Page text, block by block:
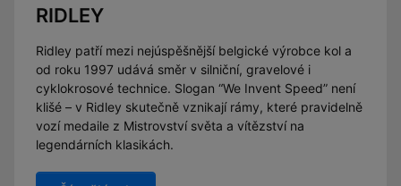
RIDLEY
Ridley patří mezi nejúspěšnější belgické výrobce kol a
od roku 1997 udává směr v silniční, gravelové i
cyklokrosové technice. Slogan “We Invent Speed” není
klišé – v Ridley skutečně vznikají rámy, které pravidelně
vozí medaile z Mistrovství světa a vítězství na
legendárních klasikách.